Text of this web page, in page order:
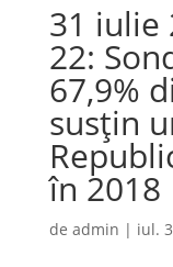
31 iulie
22:
67,9%
susțin
în 2018
de admin | iul.